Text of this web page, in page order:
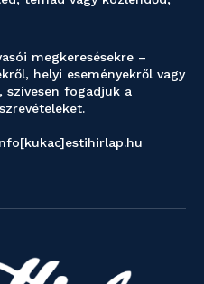
megkeresésekre –
helyi eseményekről vagy
szívesen fogadjuk a